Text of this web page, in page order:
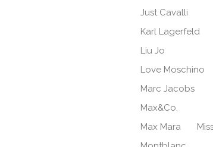
Just Cavalli
Karl Lagerfeld
Liu Jo
Love Moschino
Marc Jacobs
Max&Co.
Max Mara